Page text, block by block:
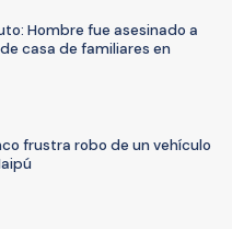
Hombre fue asesinado a
casa de familiares en
frustra robo de un vehículo